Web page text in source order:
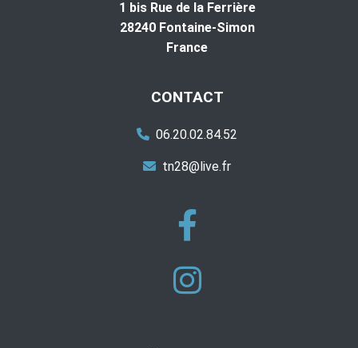
1 bis Rue de la Ferrière
28240 Fontaine-Simon
France
CONTACT
06.20.02.84.52
tn28@live.fr